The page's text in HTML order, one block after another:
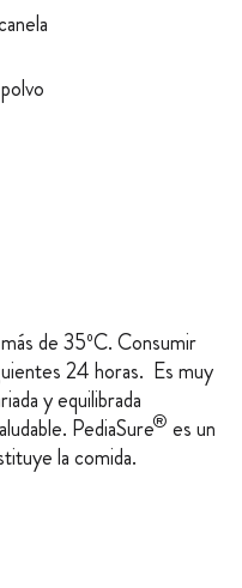
de 35ºC. Consumir
24 horas. Es muy
y equilibrada
PediaSure® es un
la comida.